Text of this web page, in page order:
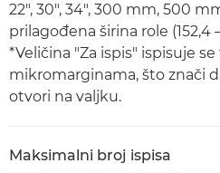
22", 30", 34", 300 mm, 500
prilagođena širina role (152,4
*Veličina "Za ispis" ispisuje
mikromarginama, što znači
otvori na valjku.
Maksimalni broj ispisa